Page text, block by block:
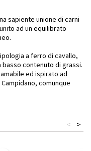
sapiente unione di carni
ad un equilibrato
a ferro di cavallo,
contenuto di grassi.
ed ispirato ad
comunque
>
<